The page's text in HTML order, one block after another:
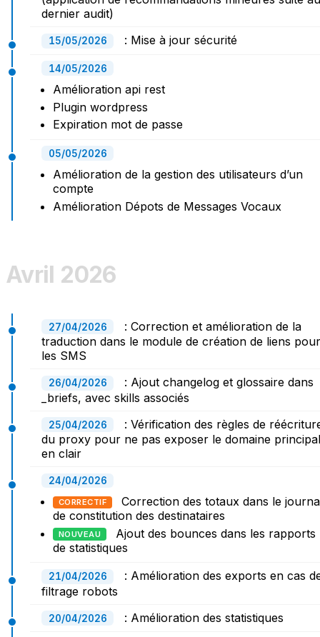
dernier audit)
15/05/2026 : Mise à jour sécurité
14/05/2026
Amélioration api rest
Plugin wordpress
Expiration mot de passe
05/05/2026
Amélioration de la gestion des utilisateurs d’un
compte
Amélioration Dépots de Messages Vocaux
Avril 2026
27/04/2026
: Correction et amélioration de la
traduction dans le module de création de liens pour
les SMS
26/04/2026
: Ajout changelog et glossaire dans
_briefs, avec skills associés
25/04/2026
: Vérification des règles de
du proxy pour ne pas exposer le domaine principal
en clair
24/04/2026
CORRECTIF
Correction des totaux dans le
de constitution des destinataires
NOUVEAU
Ajout des bounces dans les rapports
de statistiques
21/04/2026
: Amélioration des exports en cas
filtrage robots
20/04/2026 : Amélioration des statistiques